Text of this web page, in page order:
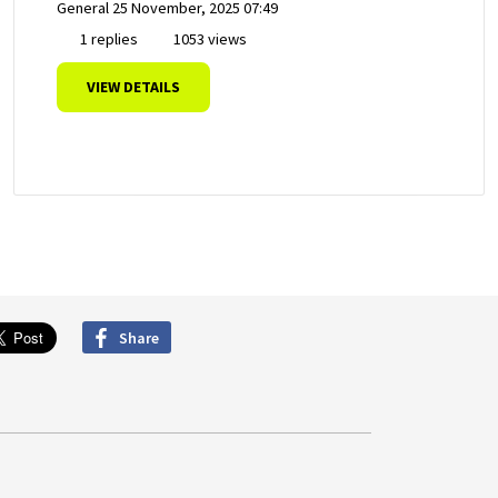
General 25 November, 2025 07:49
1 replies
1053 views
VIEW DETAILS
Share